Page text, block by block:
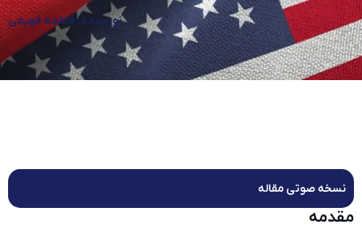
نویسنده: فاطمه فهیمی
نسخه صوتی مقاله
مقدمه